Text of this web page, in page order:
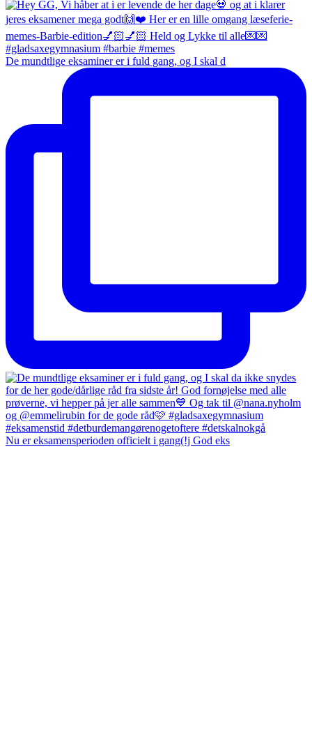
De mundtlige eksaminer er i fuld gang, og I skal d
Nu er eksamensperioden officielt i gang(!j God eks